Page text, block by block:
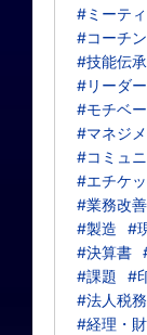
#ミーテ
#コーチ
#技能伝承
#リーダー
#モチベ
#マネジ
#コミュ
#エチケ
#業務改善
#製造
#
#決算書
#課題
#
#法人税務
#経理・